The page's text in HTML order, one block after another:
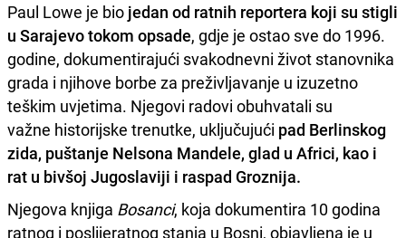
Paul Lowe je bio jedan od ratnih reportera koji su stigli
u Sarajevo tokom opsade, gdje je ostao sve do 1996.
godine, dokumentirajući svakodnevni život stanovnika
grada i njihove borbe za preživljavanje u izuzetno
teškim uvjetima. Njegovi radovi obuhvatali su
važne historijske trenutke, uključujući pad Berlinskog
zida, puštanje Nelsona Mandele, glad u Africi, kao i
rat u bivšoj Jugoslaviji i raspad Groznija.
Njegova knjiga Bosanci, koja dokumentira 10 godina
ratnog i poslijeratnog stanja u Bosni, objavljena je u